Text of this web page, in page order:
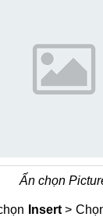
Ấn chọn
Insert>